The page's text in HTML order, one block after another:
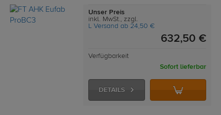
Unser Preis
inkl. MwSt., zzgl.
L Versand ab 24,50 €
632,50 €
Verfügbarkeit
Sofort lieferbar
DETAILS